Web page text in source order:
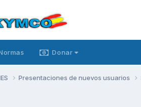
Donar
Presentaciones de nuevos usuarios